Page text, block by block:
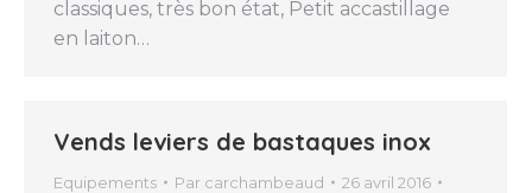
classiques, très bon état, Petit accastillage
en laiton…
Vends leviers de bastaques inox
Equipements Par carchambeaud
26 avril 2016